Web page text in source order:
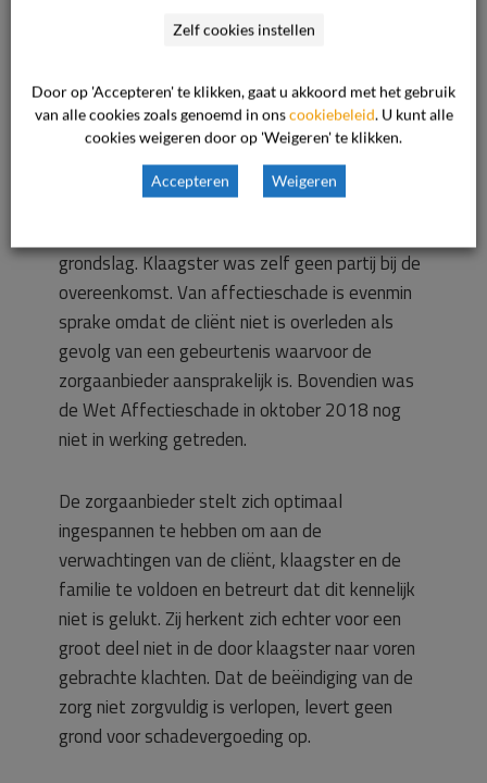
zorgaanbieder niet zorgvuldig gehandeld. De
worden.
Ten aanzien van de gevorderde schade
Klaagster vordert vergoeding van emotionele
grondslag. Klaagster was zelf geen partij bij de
overeenkomst. Van affectieschade is evenmin
sprake omdat de cliënt niet is overleden als
gevolg van een gebeurtenis waarvoor de
zorgaanbieder aansprakelijk is. Bovendien was
de Wet Affectieschade in oktober 2018 nog
niet in werking getreden.
De zorgaanbieder stelt zich optimaal
ingespannen te hebben om aan de
verwachtingen van de cliënt, klaagster en de
familie te voldoen en betreurt dat dit kennelijk
niet is gelukt. Zij herkent zich echter voor een
groot deel niet in de door klaagster naar voren
gebrachte klachten. Dat de beëindiging van de
zorg niet zorgvuldig is verlopen, levert geen
grond voor schadevergoeding op.
Zelf cookies instellen
Door op 'Accepteren' te klikken, gaat u akkoord met het gebruik
van alle cookies zoals genoemd in onscookiebeleid. U kunt alle
cookies weigeren door op 'Weigeren' te klikken.
Accepteren Weigeren